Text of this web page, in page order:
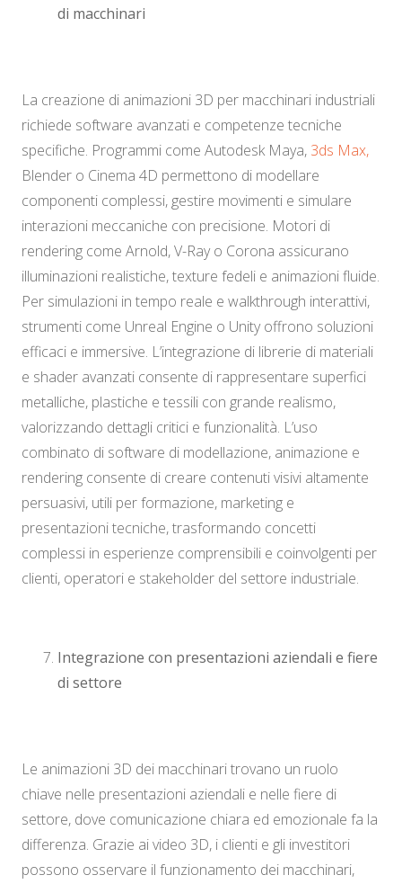
di macchinari
La creazione di animazioni 3D per macchinari industriali
richiede software avanzati e competenze tecniche
specifiche. Programmi come Autodesk Maya, 3ds Max,
Blender o Cinema 4D permettono di modellare
componenti complessi, gestire movimenti e simulare
interazioni meccaniche con precisione. Motori di
rendering come Arnold, V-Ray o Corona assicurano
illuminazioni realistiche, texture fedeli e animazioni fluide.
Per simulazioni in tempo reale e walkthrough interattivi,
strumenti come Unreal Engine o Unity offrono soluzioni
efficaci e immersive. L’integrazione di librerie di materiali
e shader avanzati consente di rappresentare superfici
metalliche, plastiche e tessili con grande realismo,
valorizzando dettagli critici e funzionalità. L’uso
combinato di software di modellazione, animazione e
rendering consente di creare contenuti visivi altamente
persuasivi, utili per formazione, marketing e
presentazioni tecniche, trasformando concetti
complessi in esperienze comprensibili e coinvolgenti per
clienti, operatori e stakeholder del settore industriale.
Integrazione con presentazioni aziendali e fiere
di settore
Le animazioni 3D dei macchinari trovano un ruolo
chiave nelle presentazioni aziendali e nelle fiere di
settore, dove comunicazione chiara ed emozionale fa la
differenza. Grazie ai video 3D, i clienti e gli investitori
possono osservare il funzionamento dei macchinari,